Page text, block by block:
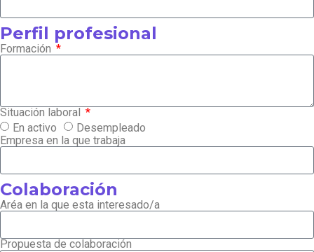
Perfil profesional
Formación
Situación laboral
En activo
Desempleado
Empresa en la que trabaja
Colaboración
Aréa en la que esta interesado/a
Propuesta de colaboración